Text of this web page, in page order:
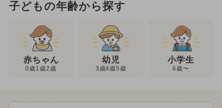
子どもの年齢から探す
赤ちゃん
0歳1歳2歳
幼児
3歳4歳5歳
小学生
6歳〜